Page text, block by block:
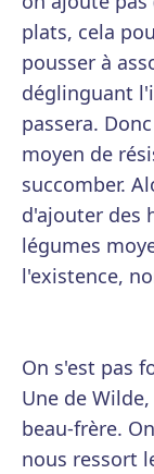
plats, cela
pousser à
déglinguant
passera.
moyen de
succomber.
d'ajouter des
légumes
l'existence,
On s'est pas
Une de
beau-frère.
nous ressort